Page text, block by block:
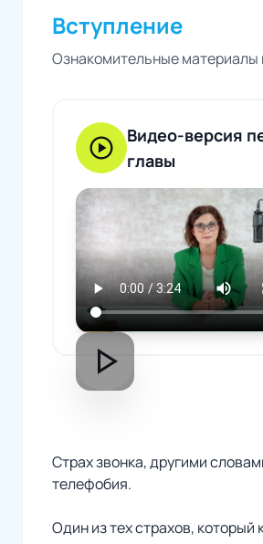
Вступление
Ознакомительные материалы
play_circle
Видео-версия
главы
play_arrow
Страх звонка, другими
телефобия.
Один из тех страхов, который